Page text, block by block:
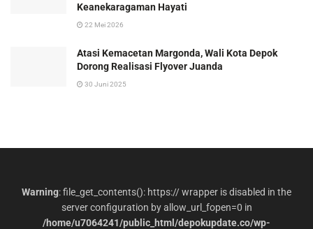
Keanekaragaman Hayati
22 Mei 2026
Atasi Kemacetan Margonda, Wali Kota Depok
Dorong Realisasi Flyover Juanda
30 Juni 2025
Warning: file_get_contents(): https:// wrapper is disabled in the
server configuration by allow_url_fopen=0 in
/home/u7064241/public_html/depokupdate.co/wp-